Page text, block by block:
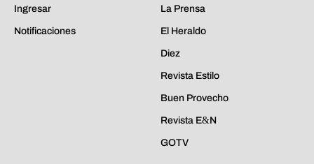
Ingresar
Notificaciones
La Prensa
El Heraldo
Diez
Revista Estilo
Buen Provecho
Revista E&N
GOTV